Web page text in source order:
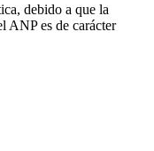
debido a que la
ANP es de carácter